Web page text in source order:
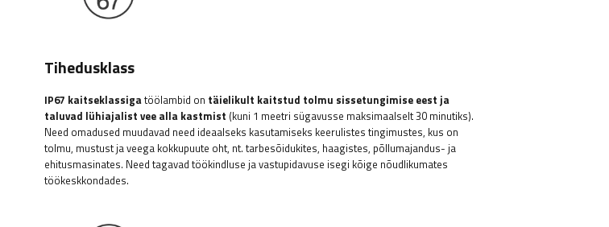
Tihedusklass
IP67 kaitseklassigatöölambid on täielikult kaitstud tolmu sissetungimise eest ja
taluvad lühiajalist vee alla kastmist (kuni 1 meetri sügavusse maksimaalselt 30 minutiks).
Need omadused muudavad need ideaalseks kasutamiseks keerulistes tingimustes, kus on
tolmu, mustust ja veega kokkupuute oht, nt. tarbesõidukites, haagistes, põllumajandus- ja
ehitusmasinates. Need tagavad töökindluse ja vastupidavuse isegi kõige nõudlikumates
töökeskkondades.